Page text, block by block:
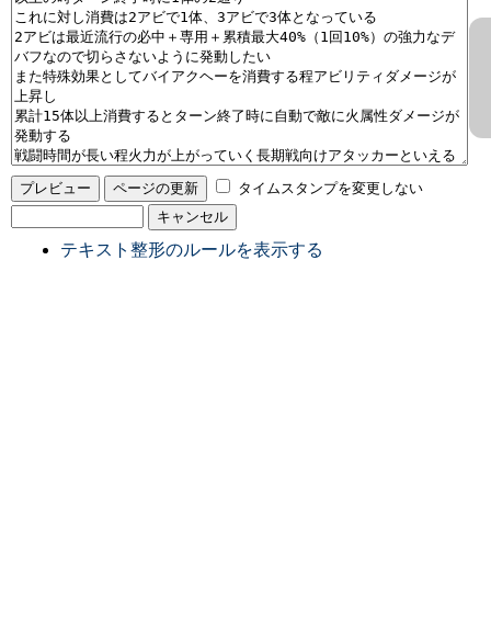
タイムスタンプを変更しない
テキスト整形のルールを表示する